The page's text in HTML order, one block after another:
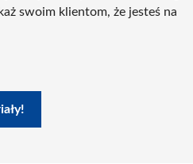
swoim klientom, że jesteś na